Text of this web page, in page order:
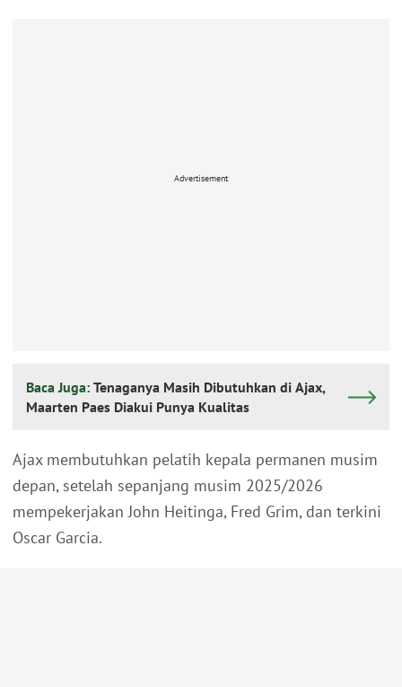
Advertisement
Baca Juga: Tenaganya Masih Dibutuhkan di Ajax,
Maarten Paes Diakui Punya Kualitas
Ajax membutuhkan pelatih kepala permanen musim
depan, setelah sepanjang musim 2025/2026
mempekerjakan John Heitinga, Fred Grim, dan terkini
Oscar Garcia.